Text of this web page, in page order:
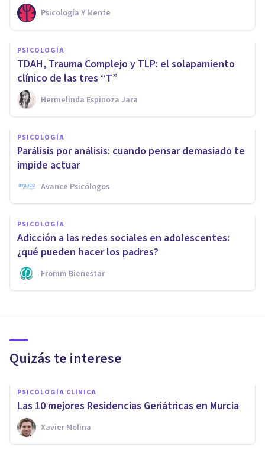
Psicología Y Mente
PSICOLOGÍA
TDAH, Trauma Complejo y TLP: el solapamiento
clínico de las tres “T”
Hermelinda Espinoza Jara
PSICOLOGÍA
Parálisis por análisis: cuando pensar demasiado te
impide actuar
Avance Psicólogos
PSICOLOGÍA
Adicción a las redes sociales en adolescentes:
¿qué pueden hacer los padres?
Fromm Bienestar
Quizás te interese
PSICOLOGÍA CLÍNICA
Las 10 mejores Residencias Geriátricas en Murcia
Xavier Molina